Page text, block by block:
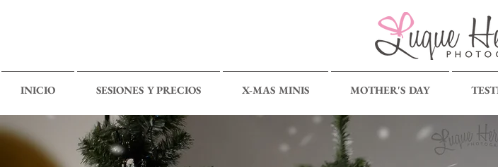
INICIO SESIONES Y PRECIOS X-MAS MINIS MOTHER'S DAY